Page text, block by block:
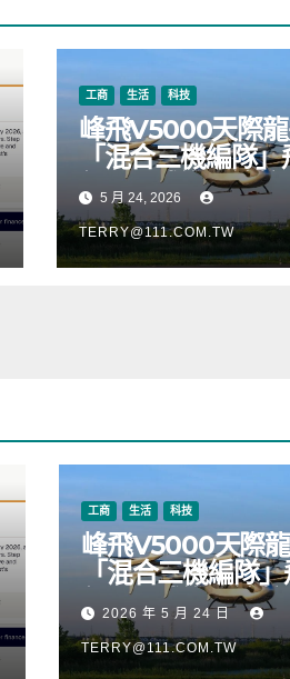
工商 生活 科技
峰飛V5000天際
「混合三機編隊」
行，正式進入適航
階段
5 月 24, 2026
TERRY@111.COM.TW
工商 生活 科技
峰飛V5000天際
「混合三機編隊」
行，正式進入適航
階段
2026 年 5 月 24 日
TERRY@111.COM.TW